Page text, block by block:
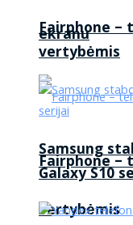
ekranu
Fairphone
vertybėmis
Fairphone
vertybėmis
Samsung
Galaxy S10